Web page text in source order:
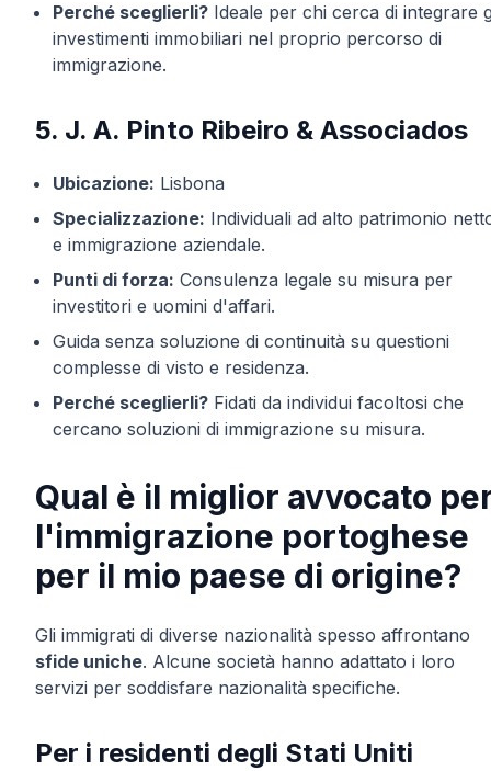
Perché sceglierli? Ideale per chi cerca di integrare
investimenti immobiliari nel proprio percorso di
immigrazione.
5. J. A. Pinto Ribeiro & Associados
Ubicazione: Lisbona
Specializzazione: Individuali ad alto patrimonio
e immigrazione aziendale.
Punti di forza: Consulenza legale su misura per
investitori e uomini d'affari.
Guida senza soluzione di continuità su questioni
complesse di visto e residenza.
Perché sceglierli? Fidati da individui facoltosi che
cercano soluzioni di immigrazione su misura.
Qual è il miglior avvocato
l'immigrazione portoghese
per il mio paese di origine?
Gli immigrati di diverse nazionalità spesso affrontano
sfide uniche. Alcune società hanno adattato i loro
servizi per soddisfare nazionalità specifiche.
Per i residenti degli Stati Uniti